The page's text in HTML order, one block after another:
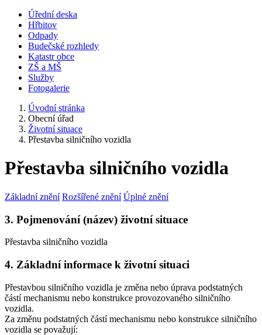
Úřední deska
Hřbitov
Odpady
Budečské rozhledy
Katastr obce
ZŠ a MŠ
Služby
Fotogalerie
Úvodní stránka
Obecní úřad
Životní situace
Přestavba silničního vozidla
Přestavba silničního vozidla
Základní znění Rozšířené znění Úplné znění
3. Pojmenování (název) životní situace
Přestavba silničního vozidla
4. Základní informace k životní situaci
Přestavbou silničního vozidla je změna nebo úprava podstatných
částí mechanismu nebo konstrukce provozovaného silničního
vozidla.
Za změnu podstatných částí mechanismu nebo konstrukce silničního
vozidla se považují: